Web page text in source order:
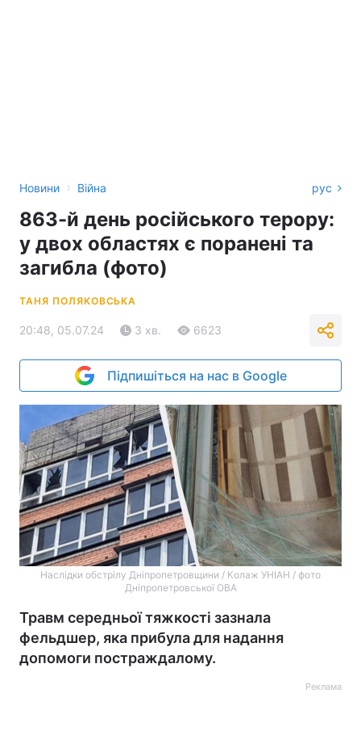
Новини › Війна рус
863-й день російського терору:
у двох областях є поранені та
загибла (фото)
ТАНЯ ПОЛЯКОВСЬКА
20:48, 05.07.24 3 хв. 6623
Підпишіться на нас в Google
Наслідки обстрілу Дніпропетровщини / Колаж УНІАН / фото
Дніпропетровської ОВА
Травм середньої тяжкості зазнала
фельдшер, яка прибула для надання
допомоги постраждалому.
Реклама